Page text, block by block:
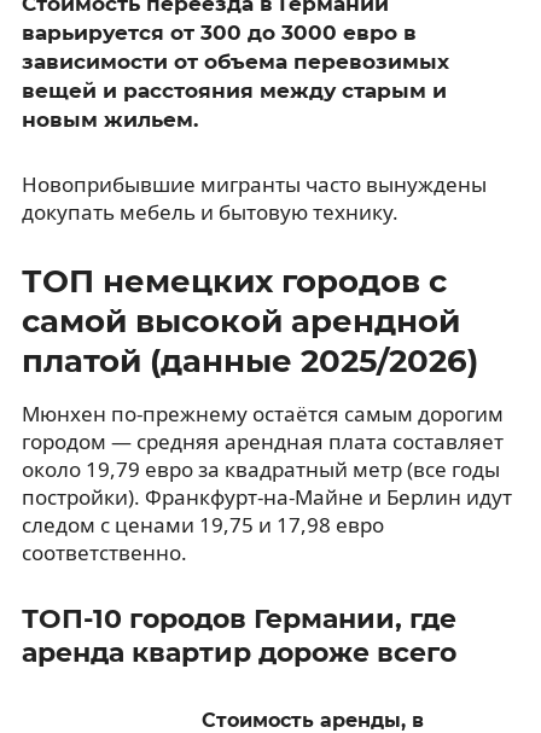
варьируется от 300 до 3000 евро в
зависимости от объема перевозимых
вещей и расстояния между старым и
новым жильем.
Новоприбывшие мигранты часто вынуждены
докупать мебель и бытовую технику.
ТОП немецких городов с
самой высокой арендной
платой (данные 2025/2026)
Мюнхен по-прежнему остаётся самым дорогим
городом — средняя арендная плата составляет
около 19,79 евро за квадратный метр (все годы
постройки). Франкфурт-на-Майне и Берлин идут
следом с ценами 19,75 и 17,98 евро
соответственно.
ТОП-10 городов Германии, где
аренда квартир дороже всего
Стоимость аренды, в